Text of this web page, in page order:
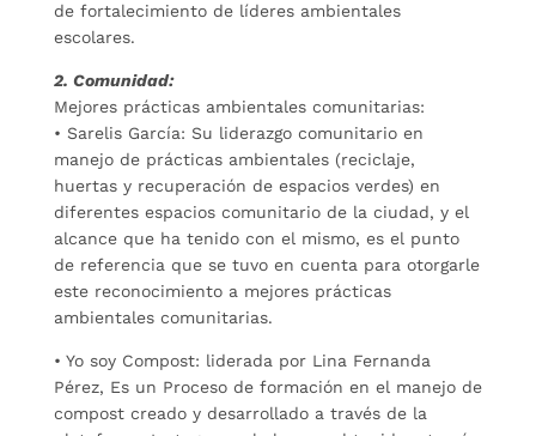
de fortalecimiento de líderes ambientales
escolares.
2. Comunidad:
Mejores prácticas ambientales comunitarias:
• Sarelis García: Su liderazgo comunitario en
manejo de prácticas ambientales (reciclaje,
huertas y recuperación de espacios verdes) en
diferentes espacios comunitario de la ciudad, y el
alcance que ha tenido con el mismo, es el punto
de referencia que se tuvo en cuenta para otorgarle
este reconocimiento a mejores prácticas
ambientales comunitarias.
• Yo soy Compost: liderada por Lina Fernanda
Pérez, Es un Proceso de formación en el manejo de
compost creado y desarrollado a través de la